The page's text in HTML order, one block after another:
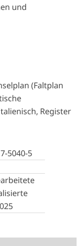
und
(Faltplan
Register
5040-5